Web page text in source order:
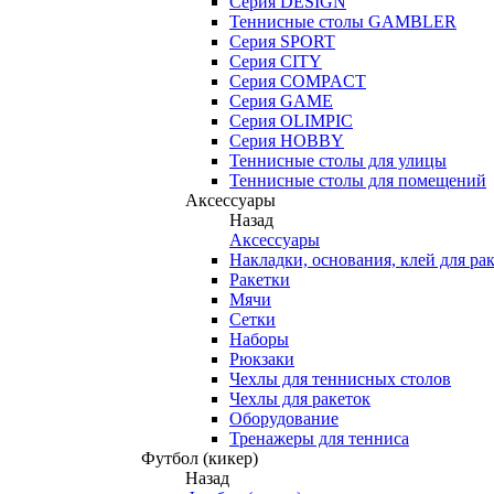
Теннисные столы GAMBLER
Серия SPORT
Серия CITY
Серия COMPACT
Серия GAME
Серия OLIMPIC
Серия HOBBY
Теннисные столы для улицы
Теннисные столы для помещений
Аксессуары
Назад
Аксессуары
Накладки, основания, клей для
Ракетки
Мячи
Сетки
Наборы
Рюкзаки
Чехлы для теннисных столов
Чехлы для ракеток
Оборудование
Тренажеры для тенниса
Футбол (кикер)
Назад